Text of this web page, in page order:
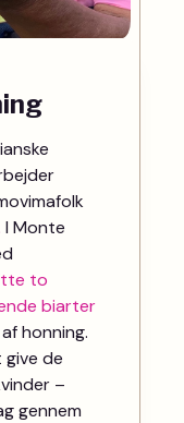
I Monte
to
biarter
honning.
de
–
gennem